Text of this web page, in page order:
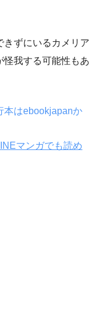
きずにいるカメリア
怪我する可能性もあ
本はebookjapanか
マンガでも読め